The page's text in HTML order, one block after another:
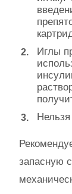
Иглы
запасную